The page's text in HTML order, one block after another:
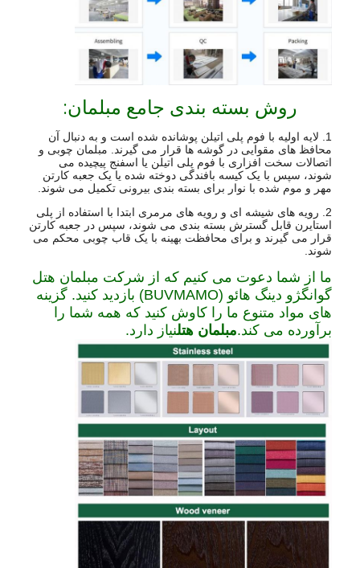
روش بسته بندی جامع مبلمان:
1. لایه اولیه با فوم پلی اتیلن پوشانده شده است و به دنبال آن
محافظ های مقوایی در گوشه ها قرار می گیرند. مبلمان چوبی و
اتصالات سخت افزاری با فوم پلی اتیلن یا اسفنج پیچیده می
شوند، سپس با یک کیسه بافندگی دوخته شده یا یک جعبه کارتن
مهر و موم شده با نوار برای بسته بندی بیرونی تکمیل می شوند.
2. رویه های شیشه ای و رویه های مرمری ابتدا با استفاده از پلی
استایرن قابل گسترش بسته بندی می شوند، سپس در جعبه کارتن
قرار می گیرند و برای محافظت بهینه با یک قاب چوبی محکم می
شوند.
ما از شما دعوت می کنیم که از شرکت مبلمان هتل
گوانگژو دینگ هائو (BUVMAMO) بازدید کنید. گزینه
های مواد متنوع ما را کاوش کنید که همه شما را
برآورده می کند.مبلمان هتلنیاز دارد.